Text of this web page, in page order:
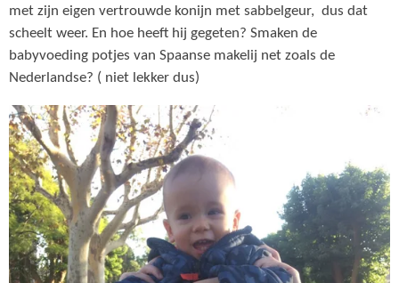
met zijn eigen vertrouwde konijn met sabbelgeur, dus dat
scheelt weer. En hoe heeft hij gegeten? Smaken de
babyvoeding potjes van Spaanse makelij net zoals de
Nederlandse? ( niet lekker dus)